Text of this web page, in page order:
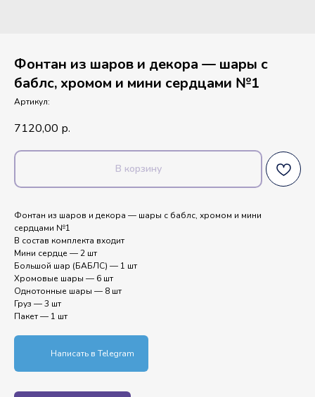
Фонтан из шаров и декора — шары с
баблс, хромом и мини сердцами №1
Артикул:
7120,00 р.
В корзину
Фонтан из шаров и декора — шары с баблс, хромом и мини
сердцами №1
В состав комплекта входит
Мини сердце — 2 шт
Большой шар (БАБЛС) — 1 шт
Хромовые шары — 6 шт
Однотонные шары — 8 шт
Груз — 3 шт
Пакет — 1 шт
Написать в Telegram